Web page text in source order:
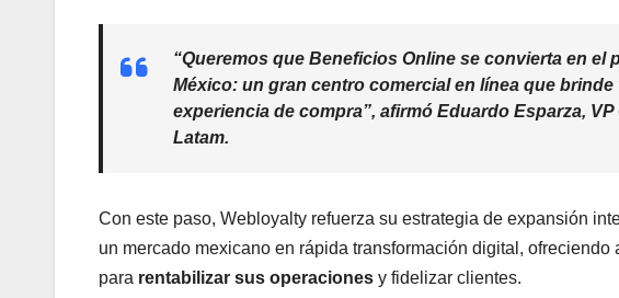
“Queremos que Beneficios Online se convierta en el
México: un gran centro comercial en línea que
experiencia de compra”, afirmó Eduardo Esparza,
Latam.
Con este paso, Webloyalty refuerza su estrategia de expansión
un mercado mexicano en rápida transformación digital,
para rentabilizar sus operaciones y fidelizar clientes.